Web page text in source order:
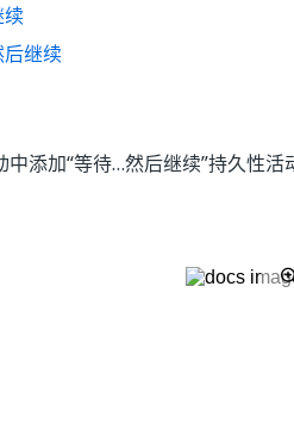
继续
中添加“等待…然后继续”持久性活